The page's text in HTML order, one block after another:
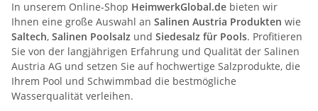
In unserem Online-Shop HeimwerkGlobal.de bieten wir
Ihnen eine große Auswahl an Salinen Austria Produkten wie
Saltech, Salinen Poolsalz und Siedesalz für Pools. Profitieren
Sie von der langjährigen Erfahrung und Qualität der Salinen
Austria AG und setzen Sie auf hochwertige Salzprodukte, die
Ihrem Pool und Schwimmbad die bestmögliche
Wasserqualität verleihen.